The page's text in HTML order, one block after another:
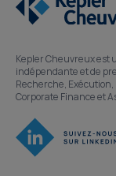
Kepler Cheuvreux est
indépendante et de
Recherche,
Corporate Finance et